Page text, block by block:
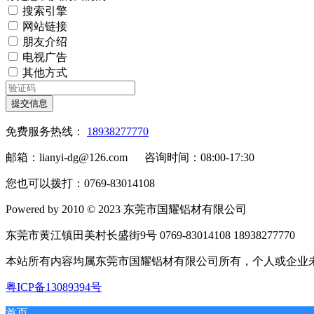
搜索引擎
网站链接
朋友介绍
电视广告
其他方式
提交信息
免费服务热线： 18938277770
邮箱：lianyi-dg@126.com 咨询时间：08:00-17:30
您也可以拨打：0769-83014108
Powered by 2010 © 2023 东莞市国耀铝材有限公司
东莞市黄江镇田美村长盛街9号 0769-83014108 18938277770
本站所有内容均属东莞市国耀铝材有限公司所有，个人或企
粤ICP备13089394号